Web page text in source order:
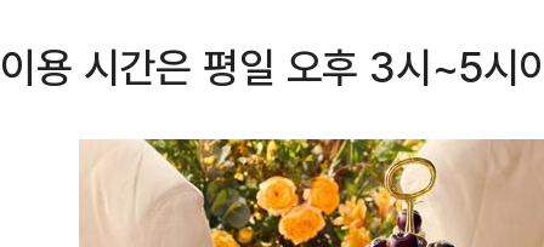
이용 시간은 평일 오후 3시~5시